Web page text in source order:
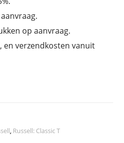
op aanvraag.
en verzendkosten vanuit
, Russell: Classic T